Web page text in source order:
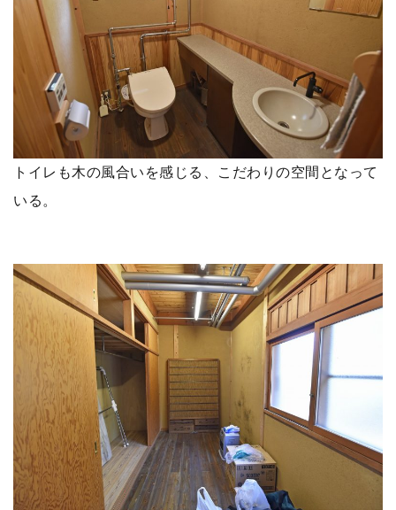
トイレも木の風合いを感じる、こだわりの空間となって
いる。